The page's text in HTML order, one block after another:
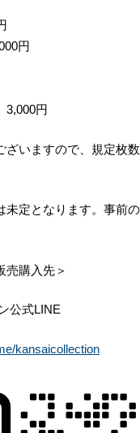
円
円
いますので、規定枚
定となります。事前
売購入先＞
公式LINE
kansaicollection